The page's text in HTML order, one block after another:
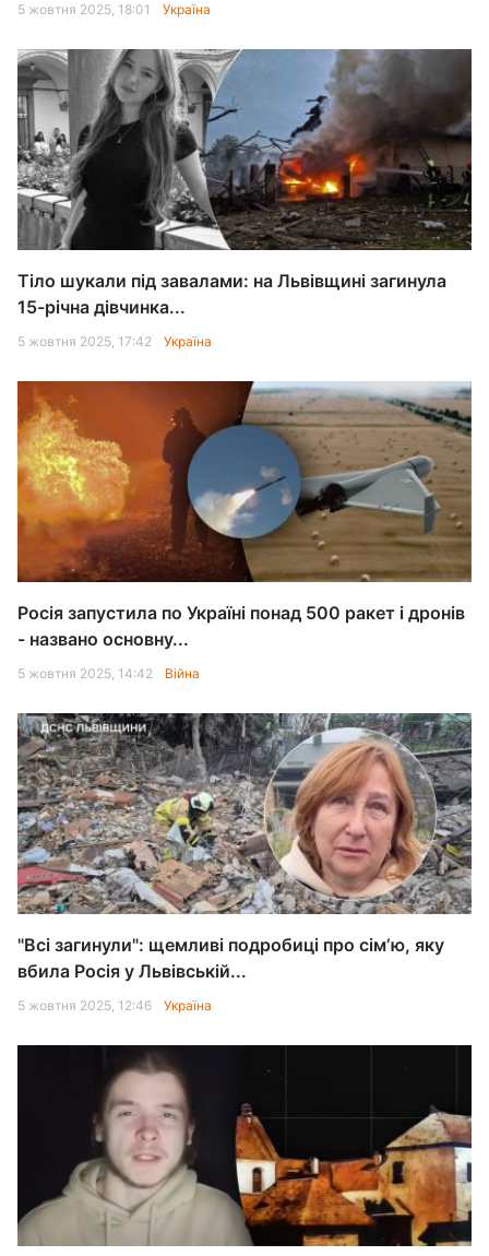
5 жовтня 2025, 18:01 Україна
Тіло шукали під завалами: на Львівщині загинула
15-річна дівчинка...
5 жовтня 2025, 17:42 Україна
Росія запустила по Україні понад 500 ракет і дронів
- названо основну...
5 жовтня 2025, 14:42 Війна
"Всі загинули": щемливі подробиці про сімʼю, яку
вбила Росія у Львівській...
5 жовтня 2025, 12:46 Україна